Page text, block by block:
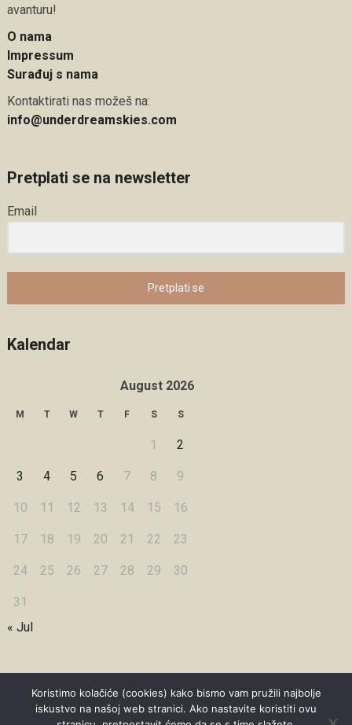
avanturu!
O nama
Impressum
Surađuj s nama
Kontaktirati nas možeš na:
info@underdreamskies.com
Pretplati se na newsletter
Email
Pretplati se
Kalendar
August 2026
M T W T F S S
1 2
3 4 5 6 7 8 9
10 11 12 13 14 15 16
17 18 19 20 21 22 23
24 25 26 27 28 29 30
31
« Jul
Copyright © 2026 Under Dreamskies
Koristimo kolačiće (cookies) kako bismo vam pružili najbolje
iskustvo na našoj web stranici. Ako nastavite koristiti ovu